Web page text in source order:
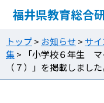
福井県教育総合
トップ> お知らせ > サ
集>
「小学校６年生
（７）」を掲載しました